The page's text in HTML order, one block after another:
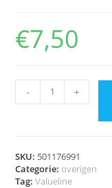
€7,50
- +
SKU: 501176991
Categorie: overigen
Tag:Valueline